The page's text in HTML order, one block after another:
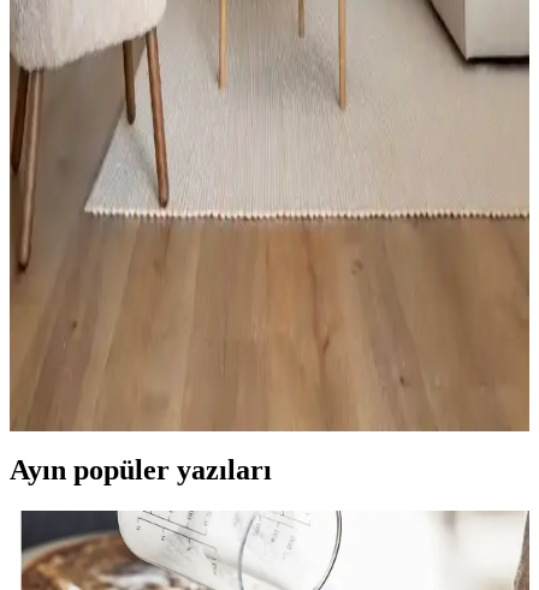
Karaca, ev ve mutfak dekorasyonunda şıklık ve fonksiyonelliği bir
arada sunan ürünleriyle öne çıkıyor. Mutfak gereçleri, ev tekstili ve
küçük ev aletleriyle yaşam alanlarınızı güzelleştiriyor.
Dolap Süsleri ile Evinize Şıklık ve Fonksiyonellik
Katmanın Yolları
Dolap süsleri, estetik ve kullanım kolaylığı sağlayan detaylardır.
Çeşitli malzeme ve tasarımlarla kişiselleştirilebilir, güncel trendler ise
doğal ve minimalist yaklaşımları ön plana çıkarır.
Evde Dağınıklığa Son Veren Çok Amaçlı Depolama
Çözümleri ve Pratik Ürünler
Dar alanlarda bile evinizi düzenli tutmanızı sağlayan çok katlı
dolaplar ve pratik depolama ürünleri hakkında detaylar. Evinizdeki
dağınıklığı azaltmak ve yaşam kalitenizi artırmak için ideal
Ayın popüler yazıları